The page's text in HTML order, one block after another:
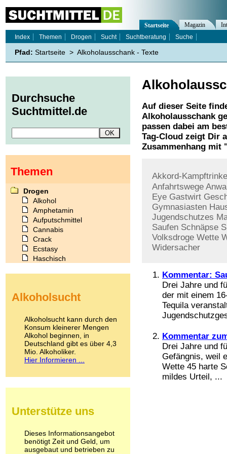
Auf dieser Seite
Alkoholausschank
passen dabei am
Tag-Cloud zeigt Dir
Zusammenhang mit
Akkord-
Anfahrtswege
Eye Gastwirt
Gymnasiasten
Jugendschutzes
Saufen Schnäpse
Volksdroge Wette
Widersacher
Kommentar:
Drei Jahre und
der mit einem
Tequila
Kommentar
Drei Jahre und
Gefängnis, weil
Wette 45 harte
mildes Urteil, ...
Startseite Magazin
Index
Themen Drogen Sucht Suchtberatung Suche
Pfad: Startseite > Alkoholausschank - Texte
Durchsuche
Suchtmittel.de
Themen
Drogen
Alkohol
Amphetamin
Aufputschmittel
Cannabis
Crack
Ecstasy
Haschisch
Kokain
LSD
Marihuana
Medikamente
Meskalin
Metamphetamin
Methadon
Pilze
Psychopharmaka
Schlafmittel
Schmerzmittel
Alkoholsucht
Alkoholsucht kann durch den
Konsum kleinerer Mengen
Alkohol beginnen, in
Deutschland gibt es über 4,3
Mio. Alkoholiker.
Hier Informieren ...
Unterstütze uns
Dieses Informationsangebot
benötigt Zeit und Geld, um
ausgebaut und betrieben zu